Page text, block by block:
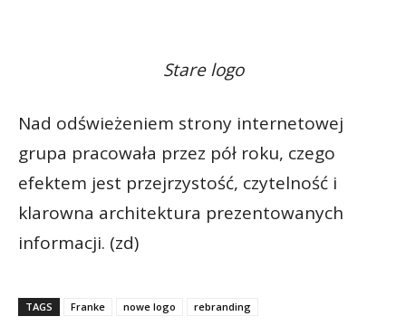
Stare logo
Nad odświeżeniem strony internetowej
grupa pracowała przez pół roku, czego
efektem jest przejrzystość, czytelność i
klarowna architektura prezentowanych
informacji. (zd)
TAGS Franke nowe logo rebranding